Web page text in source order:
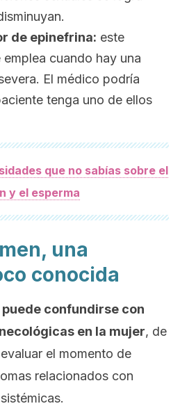
de epinefrina: este
cuando hay una
El médico podría
tenga uno de ellos
que no sabías sobre el
y el esperma
una
conocida
confundirse con
en la mujer, de
el momento de
relacionados con